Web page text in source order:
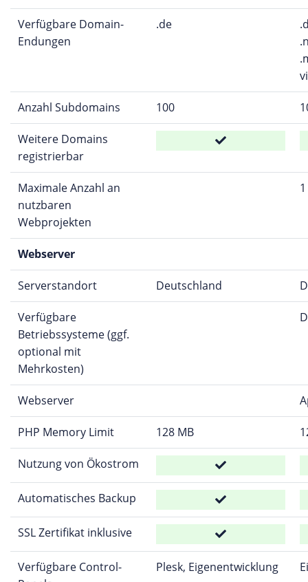
Verfügbare Domain-
Endungen
.de
Anzahl Subdomains 100
Weitere Domains
registrierbar
Maximale Anzahl an
nutzbaren
Webprojekten
1
Webserver
Serverstandort Deutschland
Verfügbare
Betriebssysteme (ggf.
optional mit
Mehrkosten)
Webserver
PHP Memory Limit 128 MB
Nutzung von Ökostrom
Automatisches Backup
SSL Zertifikat inklusive
Verfügbare Control-
Plesk, Eigenentwicklung